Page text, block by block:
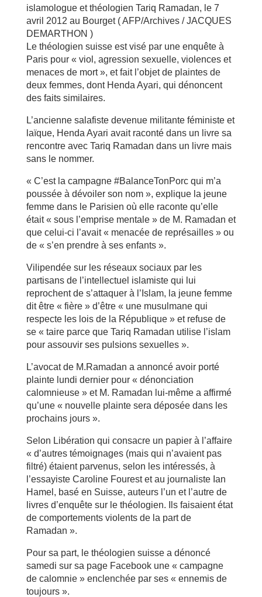
islamologue et théologien Tariq Ramadan, le 7
avril 2012 au Bourget ( AFP/Archives / JACQUES
DEMARTHON )
Le théologien suisse est visé par une enquête à
Paris pour « viol, agression sexuelle, violences et
menaces de mort », et fait l’objet de plaintes de
deux femmes, dont Henda Ayari, qui dénoncent
des faits similaires.
L’ancienne salafiste devenue militante féministe et
laïque, Henda Ayari avait raconté dans un livre sa
rencontre avec Tariq Ramadan dans un livre mais
sans le nommer.
« C’est la campagne #BalanceTonPorc qui m’a
poussée à dévoiler son nom », explique la jeune
femme dans le Parisien où elle raconte qu’elle
était « sous l’emprise mentale » de M. Ramadan et
que celui-ci l’avait « menacée de représailles » ou
de « s’en prendre à ses enfants ».
Vilipendée sur les réseaux sociaux par les
partisans de l’intellectuel islamiste qui lui
reprochent de s’attaquer à l’Islam, la jeune femme
dit être « fière » d’être « une musulmane qui
respecte les lois de la République » et refuse de
se « taire parce que Tariq Ramadan utilise l’islam
pour assouvir ses pulsions sexuelles ».
L’avocat de M.Ramadan a annoncé avoir porté
plainte lundi dernier pour « dénonciation
calomnieuse » et M. Ramadan lui-même a affirmé
qu’une « nouvelle plainte sera déposée dans les
prochains jours ».
Selon Libération qui consacre un papier à l’affaire
« d’autres témoignages (mais qui n’avaient pas
filtré) étaient parvenus, selon les intéressés, à
l’essayiste Caroline Fourest et au journaliste Ian
Hamel, basé en Suisse, auteurs l’un et l’autre de
livres d’enquête sur le théologien. Ils faisaient état
de comportements violents de la part de
Ramadan ».
Pour sa part, le théologien suisse a dénoncé
samedi sur sa page Facebook une « campagne
de calomnie » enclenchée par ses « ennemis de
toujours ».